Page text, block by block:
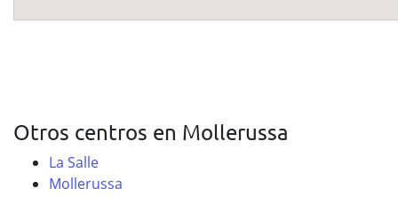
Otros centros en Mollerussa
La Salle
Mollerussa